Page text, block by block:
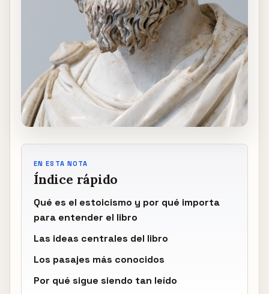
EN ESTA NOTA
Índice rápido
Qué es el estoicismo y por qué importa
para entender el libro
Las ideas centrales del libro
Los pasajes más conocidos
Por qué sigue siendo tan leído